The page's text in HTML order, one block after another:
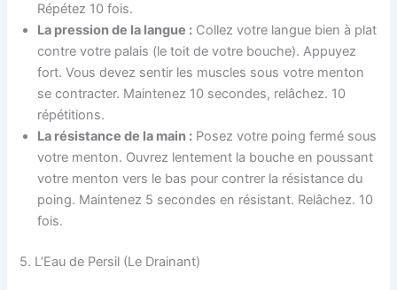
Répétez 10 fois.
La pression de la langue : Collez votre langue bien à plat
contre votre palais (le toit de votre bouche). Appuyez
fort. Vous devez sentir les muscles sous votre menton
se contracter. Maintenez 10 secondes, relâchez. 10
répétitions.
La résistance de la main : Posez votre poing fermé sous
votre menton. Ouvrez lentement la bouche en poussant
votre menton vers le bas pour contrer la résistance du
poing. Maintenez 5 secondes en résistant. Relâchez. 10
fois.
5. L’Eau de Persil (Le Drainant)